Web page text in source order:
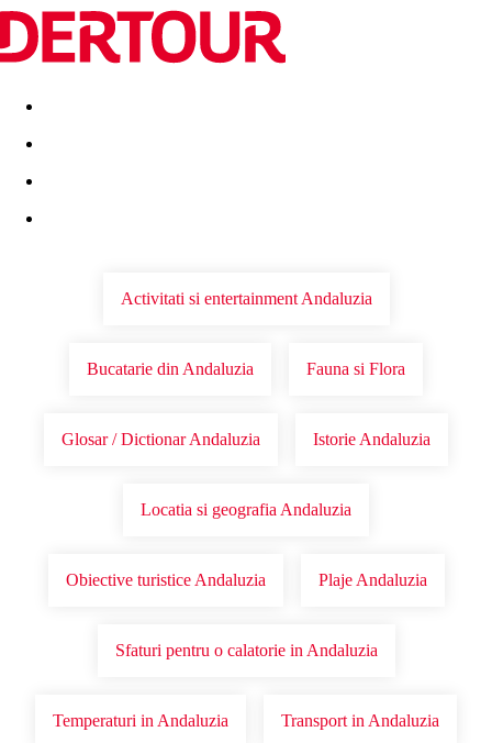
Destinatii Vacanta perfecta OFERTE DE NERATAT
Activitati si entertainment Andaluzia
Bucatarie din Andaluzia Fauna si Flora
Glosar / Dictionar Andaluzia Istorie Andaluzia
Locatia si geografia Andaluzia
Obiective turistice Andaluzia Plaje Andaluzia
Sfaturi pentru o calatorie in Andaluzia
Temperaturi in Andaluzia Transport in Andaluzia